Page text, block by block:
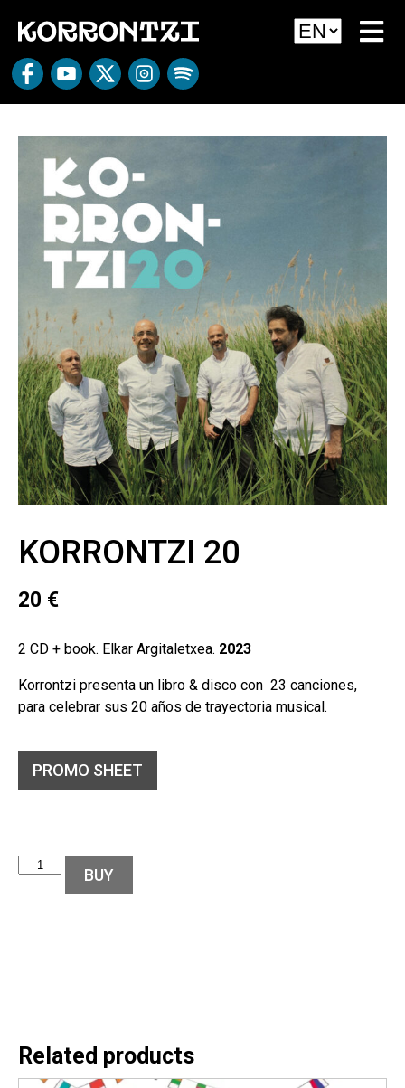
KORRONTZI 20
20 €
2 CD + book. Elkar Argitaletxea. 2023
Korrontzi presenta un libro & disco con 23 canciones,
para celebrar sus 20 años de trayectoria musical.
PROMO SHEET
BUY
Related products